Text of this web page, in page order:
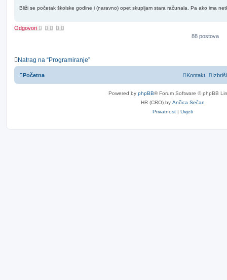
Bliži se početak školske godine i (naravno) opet skupljam stara računala. Pa ako ima
Odgovori
88 postova
Natrag na “Programiranje”
Početna Kontakt
Powered by phpBB® Forum Software © phpBB
HR (CRO) by Ančica Sečan
Privatnost| Uvjeti